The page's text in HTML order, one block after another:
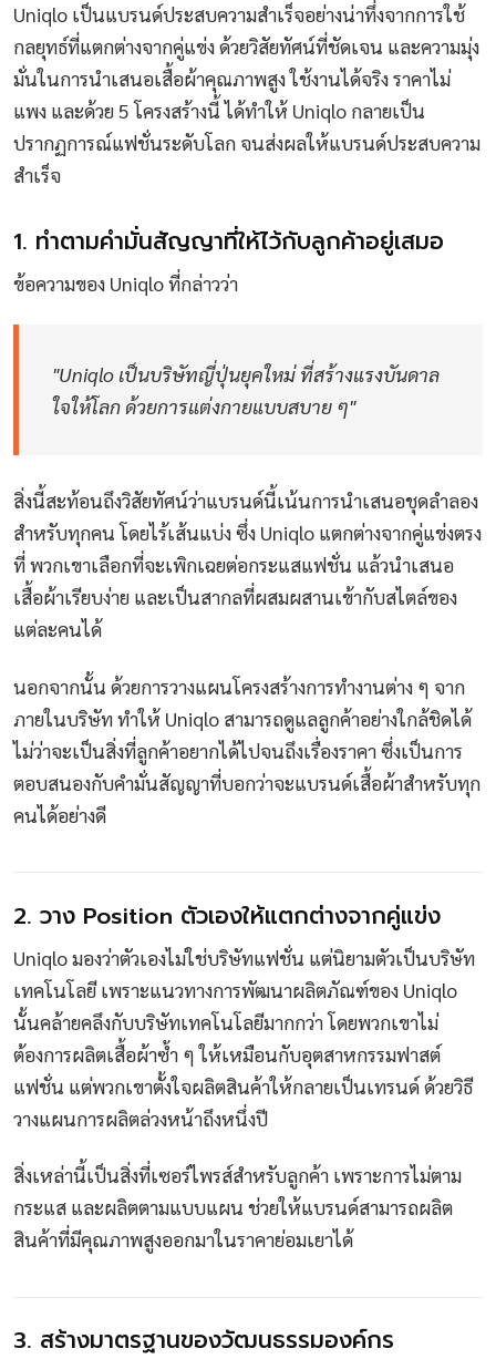
Uniqlo เป็นแบรนด์ประสบความสำเร็จอย่างน่าทึ่งจากการใช้
กลยุทธ์ที่แตกต่างจากคู่แข่ง ด้วยวิสัยทัศน์ที่ชัดเจน และความมุ่ง
มั่นในการนำเสนอเสื้อผ้าคุณภาพสูง ใช้งานได้จริง ราคาไม่
แพง และด้วย 5 โครงสร้างนี้ ได้ทำให้ Uniqlo กลายเป็น
ปรากฏการณ์แฟชั่นระดับโลก จนส่งผลให้แบรนด์ประสบความ
สำเร็จ
1. ทำตามคำมั่นสัญญาที่ให้ไว้กับลูกค้าอยู่เสมอ
ข้อความของ Uniqlo ที่กล่าวว่า
"Uniqlo เป็นบริษัทญี่ปุ่นยุคใหม่ ที่สร้างแรงบันดาล
ใจให้โลก ด้วยการแต่งกายแบบสบาย ๆ"
สิ่งนี้สะท้อนถึงวิสัยทัศน์ว่าแบรนด์นี้เน้นการนำเสนอชุดลำลอง
สำหรับทุกคน โดยไร้เส้นแบ่ง ซึ่ง Uniqlo แตกต่างจากคู่แข่งตรง
ที่ พวกเขาเลือกที่จะเพิกเฉยต่อกระแสแฟชั่น แล้วนำเสนอ
เสื้อผ้าเรียบง่าย และเป็นสากลที่ผสมผสานเข้ากับสไตล์ของ
แต่ละคนได้
นอกจากนั้น ด้วยการวางแผนโครงสร้างการทำงานต่าง ๆ จาก
ภายในบริษัท ทำให้ Uniqlo สามารถดูแลลูกค้าอย่างใกล้ชิดได้
ไม่ว่าจะเป็นสิ่งที่ลูกค้าอยากได้ไปจนถึงเรื่องราคา ซึ่งเป็นการ
ตอบสนองกับคำมั่นสัญญาที่บอกว่าจะแบรนด์เสื้อผ้าสำหรับทุก
คนได้อย่างดี
2. วาง Position ตัวเองให้แตกต่างจากคู่แข่ง
Uniqlo มองว่าตัวเองไม่ใช่บริษัทแฟชั่น แต่นิยามตัวเป็นบริษัท
เทคโนโลยี เพราะแนวทางการพัฒนาผลิตภัณฑ์ของ Uniqlo
นั้นคล้ายคลึงกับบริษัทเทคโนโลยีมากกว่า โดยพวกเขาไม่
ต้องการผลิตเสื้อผ้าซ้ำ ๆ ให้เหมือนกับอุตสาหกรรมฟาสต์
แฟชั่น แต่พวกเขาตั้งใจผลิตสินค้าให้กลายเป็นเทรนด์ ด้วยวิธี
วางแผนการผลิตล่วงหน้าถึงหนึ่งปี
สิ่งเหล่านี้เป็นสิ่งที่เซอร์ไพรส์สำหรับลูกค้า เพราะการไม่ตาม
กระแส และผลิตตามแบบแผน ช่วยให้แบรนด์สามารถผลิต
สินค้าที่มีคุณภาพสูงออกมาในราคาย่อมเยาได้
3. สร้างมาตรฐานของวัฒนธรรมองค์กร